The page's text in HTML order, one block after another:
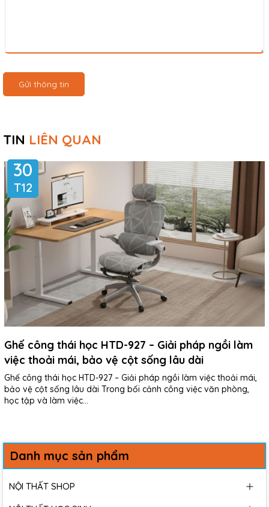
Gửi thông tin
TIN LIÊN QUAN
30
T12
Ghế công thái học HTD-927 – Giải pháp ngồi làm
việc thoải mái, bảo vệ cột sống lâu dài
Ghế công thái học HTD-927 – Giải pháp ngồi làm việc thoải mái,
bảo vệ cột sống lâu dài Trong bối cảnh công việc văn phòng,
học tập và làm việc...
Danh mục sản phẩm
NỘI THẤT SHOP